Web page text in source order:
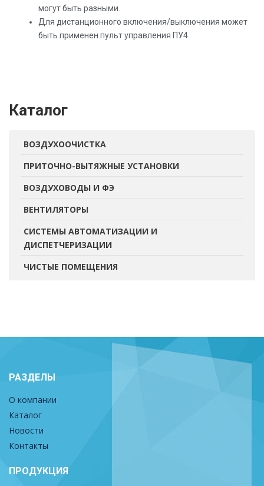
могут быть разными.
Для дистанционного включения/выключения может
быть применен пульт управления ПУ4.
Каталог
ВОЗДУХООЧИСТКА
ПРИТОЧНО-ВЫТЯЖНЫЕ УСТАНОВКИ
ВОЗДУХОВОДЫ И ФЭ
ВЕНТИЛЯТОРЫ
СИСТЕМЫ АВТОМАТИЗАЦИИ И
ДИСПЕТЧЕРИЗАЦИИ
ЧИСТЫЕ ПОМЕЩЕНИЯ
РАЗДЕЛЫ
О компании
Каталог
Новости
Контакты
ПРОДУКЦИЯ